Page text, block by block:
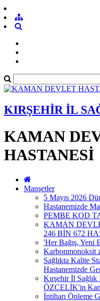
KIRŞEHİR İL
KAMAN
HASTANESİ
Manşetler
5 Mayıs 2026
Hastanemizde
PEMBE KOD
KAMAN
246 BİN 672
'Her Bağış, Yeni
Karbonmonoksit
Sağlıkta Kalite
Hastanemizde
Kırşehir İl
ÖZÇELİK'in
İntiharı Önleme